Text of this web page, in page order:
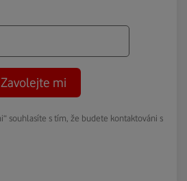
Zavolejte mi
souhlasíte s tím, že budete kontaktováni s